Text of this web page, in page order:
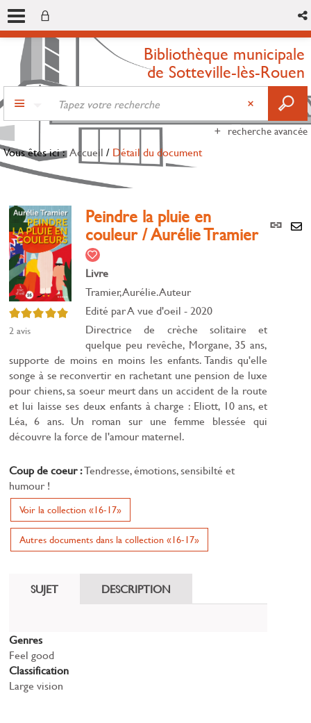
Bibliothèque municipale
de Sotteville-lès-Rouen
recherche avancée
Vous êtes ici : Accueil / Détail du document
Lien
5/5
2avis
Peindre la pluie en
couleur / Aurélie Tramier
Livre
Tramier, Aurélie. Auteur
Edité parA vue d'oeil - 2020
Directrice de crèche solitaire et
quelque peu revêche, Morgane, 35 ans,
supporte de moins en moins les enfants. Tandis qu'elle
songe à se reconvertir en rachetant une pension de luxe
pour chiens, sa soeur meurt dans un accident de la route
et lui laisse ses deux enfants à charge : Eliott, 10 ans, et
Léa, 6 ans. Un roman sur une femme blessée qui
découvre la force de l'amour maternel.
Coup de coeur :Tendresse, émotions, sensibilté et
humour !
Voir la collection «16-17»
Autres documents dans la collection «16-17»
SUJET DESCRIPTION
Genres
Feel good
Classification
Large vision